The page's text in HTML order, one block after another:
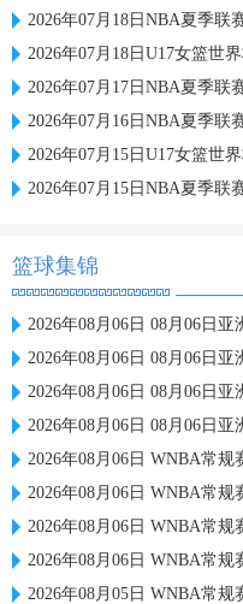
2026年07月18日NBA夏季联
2026年07月18日U17女篮世界杯
2026年07月17日NBA夏季联
2026年07月16日NBA夏季联
2026年07月15日U17女篮世界杯
2026年07月15日NBA夏季联
篮球集锦
2026年08月06日 08月06日亚洲大学
2026年08月06日 08月06日亚洲大学生
2026年08月06日 08月06日亚洲大学生
2026年08月06日 08月06日亚洲大学
2026年08月06日 WNBA常规赛
2026年08月06日 WNBA常规赛
2026年08月06日 WNBA常规赛
2026年08月06日 WNBA常规赛
2026年08月05日 WNBA常规赛